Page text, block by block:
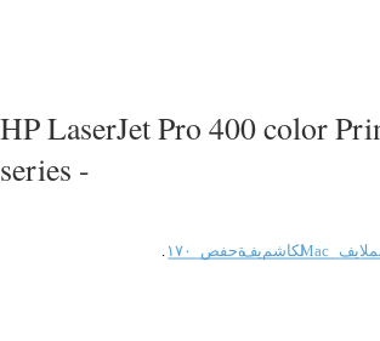
HP LaserJet Pro 400 color
series -
يف Macلكاشميفةحفص ١٧٠ .